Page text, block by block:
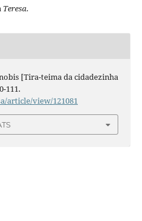
Teresa.
[Tira-teima da cidadezinha
111.
article/view/121081